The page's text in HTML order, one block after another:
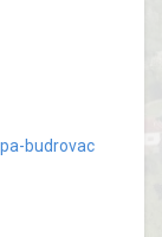
budrovac